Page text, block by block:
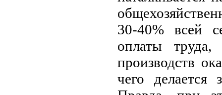
30-40% всей
оплаты труда,
производств
чего делается